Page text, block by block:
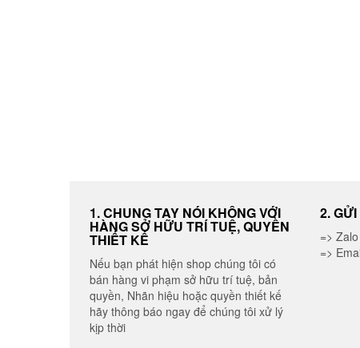
1. CHUNG TAY NÓI KHÔNG VỚI
HÀNG SỞ HỮU TRÍ TUỆ, QUYỀN
THIẾT KẾ
Nếu bạn phát hiện shop chúng tôi có
bán hàng vi phạm sở hữu trí tuệ, bản
quyền, Nhãn hiệu hoặc quyền thiết kế
hãy thông báo ngay để chúng tôi xử lý
kịp thời
2.
=>
=>